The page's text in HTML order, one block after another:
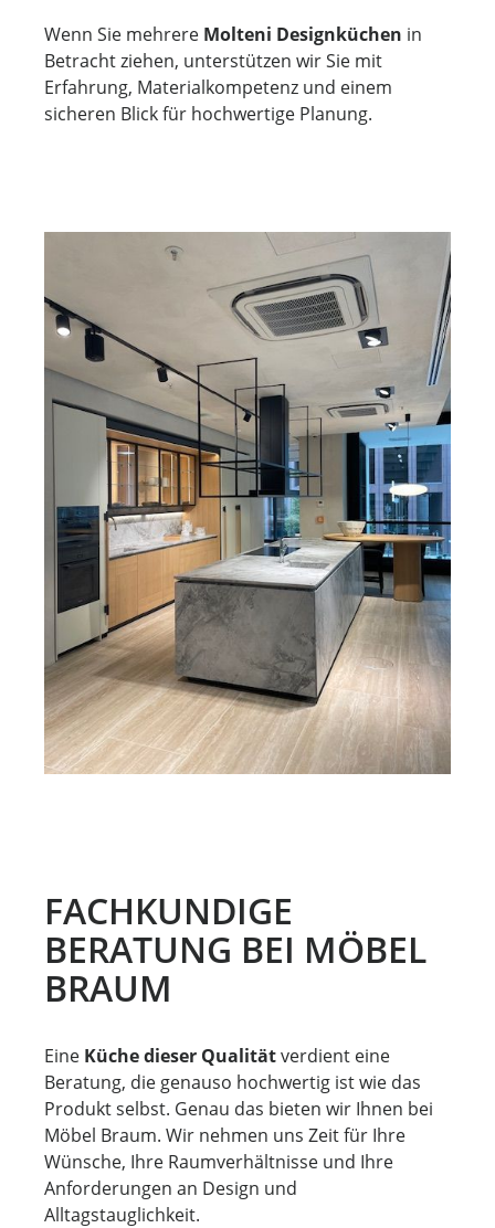
Wenn Sie mehrere Molteni Designküchen in
Betracht ziehen, unterstützen wir Sie mit
Erfahrung, Materialkompetenz und einem
sicheren Blick für hochwertige Planung.
FACHKUNDIGE
BERATUNG BEI MÖBEL
BRAUM
Eine Küche dieser Qualitätverdient eine
Beratung, die genauso hochwertig ist wie das
Produkt selbst. Genau das bieten wir Ihnen bei
Möbel Braum. Wir nehmen uns Zeit für Ihre
Wünsche, Ihre Raumverhältnisse und Ihre
Anforderungen an Design und
Alltagstauglichkeit.